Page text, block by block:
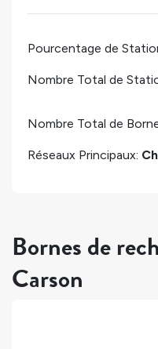
Pourcentage de
Nombre Total de
Nombre Total de
Réseaux Principaux:
Bornes de
Carson